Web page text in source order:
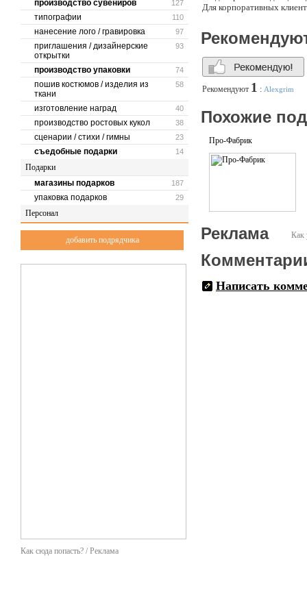
127
производство сувениров
110
типографии
97
нанесение лого / гравировка
93
приглашения / дизайнерские
открытки
74
производство упаковки
58
пошив костюмов / изделия из
ткани
40
изготовление наград
38
производство ростовых кукол
23
сценарии / стихи / гимны
14
съедобные подарки
Подарки
187
магазины подарков
29
упаковка подарков
Персонал
добавить подрядчика
Как сюда попасть? / Реклама
Для корпоративных
Рекомендуют 1 : Alexgrim
Похожие
Про-Фабрик
Как
Реклама
Написать